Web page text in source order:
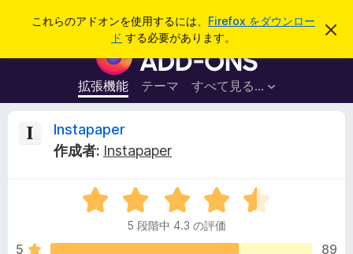
これらのアドオンを使用するには、 Firefox をダウンロー
ド する必要があります。
こ
を
F
i
r
e
ラ
ウ
ザ
拡張機能 テーマ すべて見る...
ログイン
I
Instapaper
作成者: Instapaper
5
段
中
5 段階中 4.3 の評価
5
89